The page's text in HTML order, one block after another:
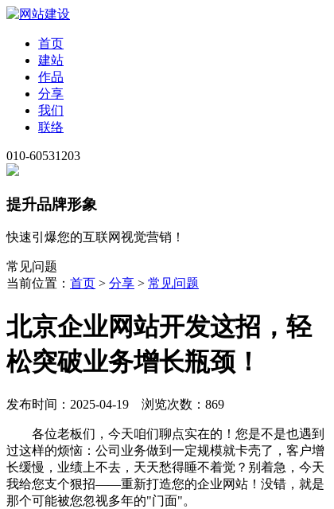
首页
建站
作品
分享
我们
联络
010-60531203
提升品牌形象
快速引爆您的互联网视觉营销！
常见问题
当前位置： 首页 > 分享 > 常见问题
北京企业网站开发这招，轻
松突破业务增长瓶颈！
发布时间：2025-04-19 浏览次数：869
各位老板们，今天咱们聊点实在的！您是不是也遇到
过这样的烦恼：公司业务做到一定规模就卡壳了，客户增
长缓慢，业绩上不去，天天愁得睡不着觉？别着急，今天
我给您支个狠招——重新打造您的企业网站！没错，就是
那个可能被您忽视多年的"门面"。